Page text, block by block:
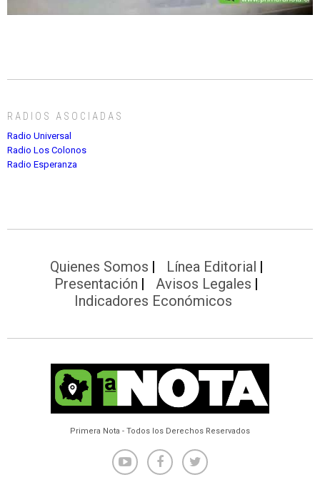
RADIOS ASOCIADAS
Radio Universal
Radio Los Colonos
Radio Esperanza
Quienes Somos
Línea Editorial
Presentación
Avisos Legales
Indicadores Económicos
Primera Nota - Todos los Derechos Reservados